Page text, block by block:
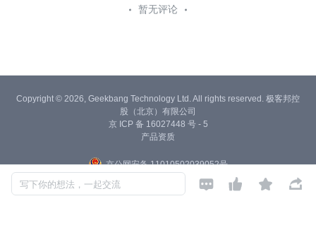
暂无评论
写下你的想法，一起交流    
Copyright © 2026, Geekbang Technology Ltd. All rights reserved. 极客邦控
股（北京）有限公司
京 ICP 备 16027448 号 - 5
产品资质
京公网安备 11010502039052号